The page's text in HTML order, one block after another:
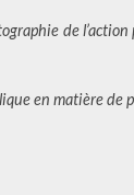
de
en matière de